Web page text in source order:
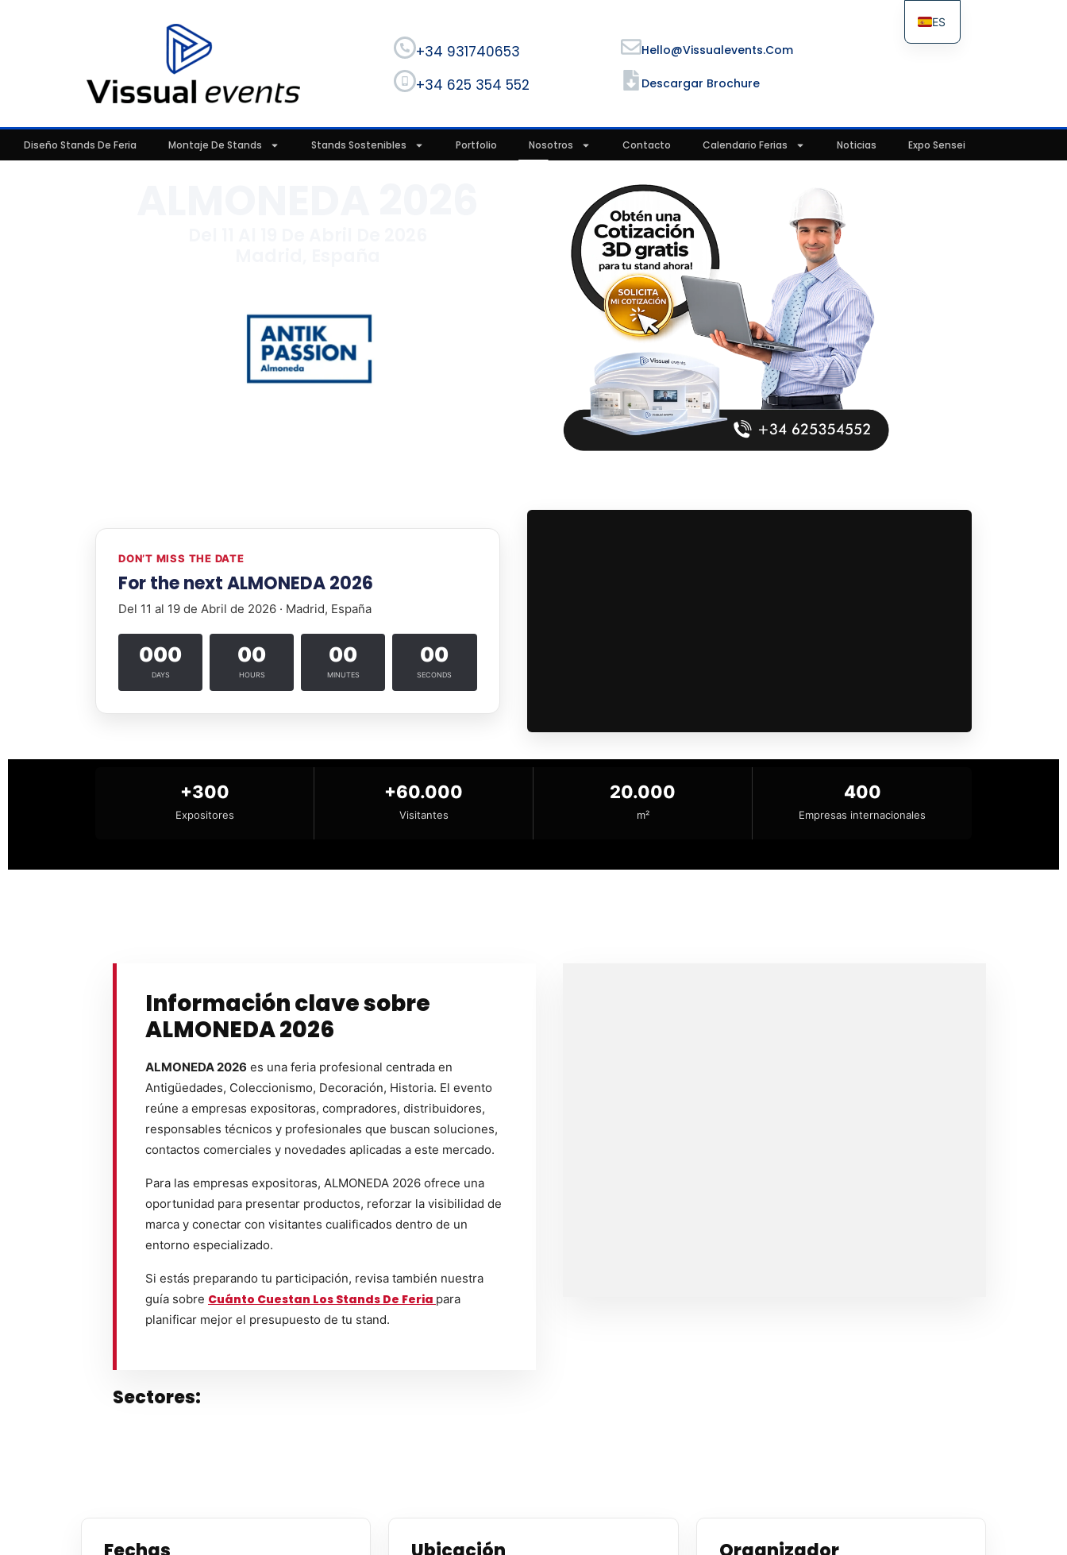
+34 931740653 Hello@vissualevents.com
+34 625 354 552 Descargar Brochure
Diseño Stands De Feria Montaje De Stands Stands Sostenibles Portfolio Nosotros Contacto Calendario Ferias Noticias Expo Sensei
DON’T MISS THE DATE
For the next ALMONEDA 2026
Del 11 al 19 de Abril de 2026 · Madrid, España
000
DAYS
00
HOURS
00
MINUTES
00
SECONDS
+300
Expositores
+60.000
Visitantes
20.000
m²
400
Empresas internacionales
Información clave sobre
ALMONEDA 2026
ALMONEDA 2026 es una feria profesional centrada en
Antigüedades, Coleccionismo, Decoración, Historia. El evento
reúne a empresas expositoras, compradores, distribuidores,
responsables técnicos y profesionales que buscan soluciones,
contactos comerciales y novedades aplicadas a este mercado.
Para las empresas expositoras, ALMONEDA 2026 ofrece una
oportunidad para presentar productos, reforzar la visibilidad de
marca y conectar con visitantes cualificados dentro de un
entorno especializado.
Si estás preparando tu participación, revisa también nuestra
guía sobre Cuánto Cuestan Los Stands De Feria para
planificar mejor el presupuesto de tu stand.
Sectores:
ES
FR